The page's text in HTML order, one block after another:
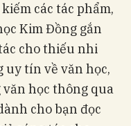
các tác phẩm,
Kim Đồng gắn
cho thiếu nhi
uy tín về văn học,
văn học thông qua
cho bạn đọc